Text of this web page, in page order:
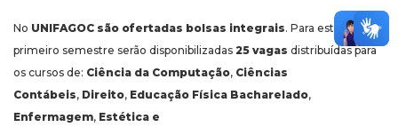
No UNIFAGOC são ofertadas bolsas integrais. Para este
primeiro semestre serão disponibilizadas 25 vagas distribuídas para
os cursos de: Ciência da Computação, Ciências
Contábeis, Direito, Educação Física Bacharelado,
Enfermagem, Estética e